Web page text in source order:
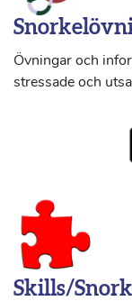
Övningar och
stressade och
Skills/